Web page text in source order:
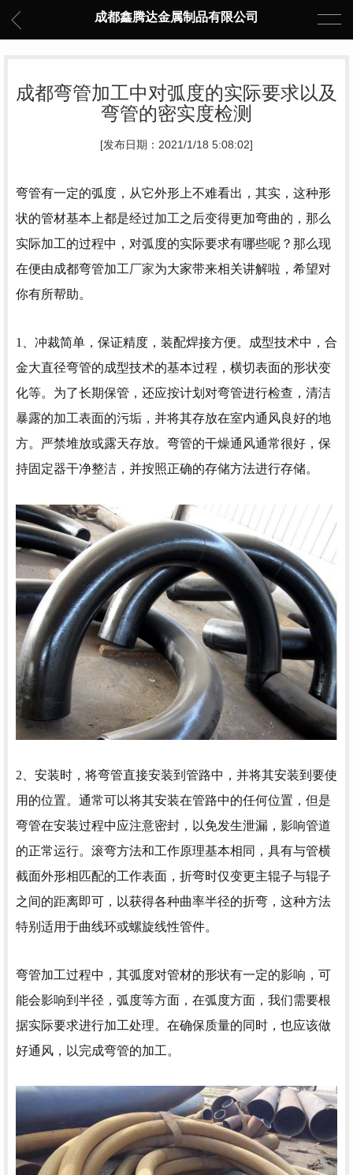
成都鑫腾达金属制品有限公司
成都弯管加工中对弧度的实际要求以及
弯管的密实度检测
[发布日期：2021/1/18 5:08:02]
弯管有一定的弧度，从它外形上不难看出，其实，这种形
状的管材基本上都是经过加工之后变得更加弯曲的，那么
实际加工的过程中，对弧度的实际要求有哪些呢？那么现
在便由成都弯管加工厂家为大家带来相关讲解啦，希望对
你有所帮助。
1、冲裁简单，保证精度，装配焊接方便。成型技术中，合
金大直径弯管的成型技术的基本过程，横切表面的形状变
化等。为了长期保管，还应按计划对弯管进行检查，清洁
暴露的加工表面的污垢，并将其存放在室内通风良好的地
方。严禁堆放或露天存放。弯管的干燥通风通常很好，保
持固定器干净整洁，并按照正确的存储方法进行存储。
2、安装时，将弯管直接安装到管路中，并将其安装到要使
用的位置。通常可以将其安装在管路中的任何位置，但是
弯管在安装过程中应注意密封，以免发生泄漏，影响管道
的正常运行。滚弯方法和工作原理基本相同，具有与管横
截面外形相匹配的工作表面，折弯时仅变更主辊子与辊子
之间的距离即可，以获得各种曲率半径的折弯，这种方法
特别适用于曲线环或螺旋线性管件。
弯管加工过程中，其弧度对管材的形状有一定的影响，可
能会影响到半径，弧度等方面，在弧度方面，我们需要根
据实际要求进行加工处理。在确保质量的同时，也应该做
好通风，以完成弯管的加工。